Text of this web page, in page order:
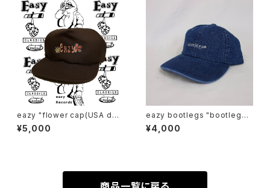
eazy "flower cap(USA dea
d stock)"
¥5,000
eazy bootlegs "bootlegs
denim cap"
¥4,000